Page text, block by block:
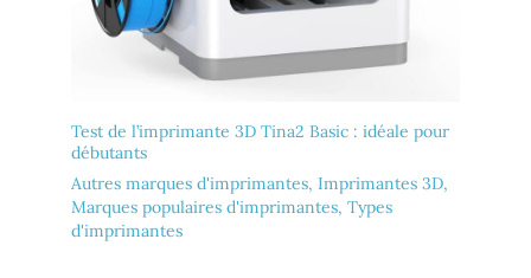
votre travail.Note : Revo
Design sont des logiciels
payants vendus
séparément et sont
avec Windows.
Test de l’imprimante 3D Tina2 Basic : idéale pour
débutants
Autres marques d'imprimantes, Imprimantes 3D,
Marques populaires d'imprimantes, Types
d'imprimantes